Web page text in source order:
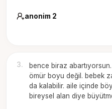
anonim 2
3.
bence biraz
ömür boyu değil. bebek
da kalabilir. aile içinde
bireysel alan diye